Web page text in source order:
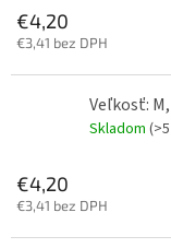
€4,20
€3,41 bez DPH
Veľkosť:
Skladom
€4,20
€3,41 bez DPH